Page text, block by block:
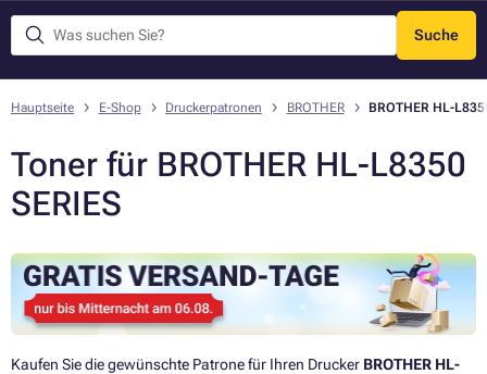
Suche
Menü
Hauptseite E-Shop Druckerpatronen BROTHER BROTHER HL-
Toner für BROTHER HL-L8350
SERIES
Kaufen Sie die gewünschte Patrone für Ihren Drucker BROTHER HL-